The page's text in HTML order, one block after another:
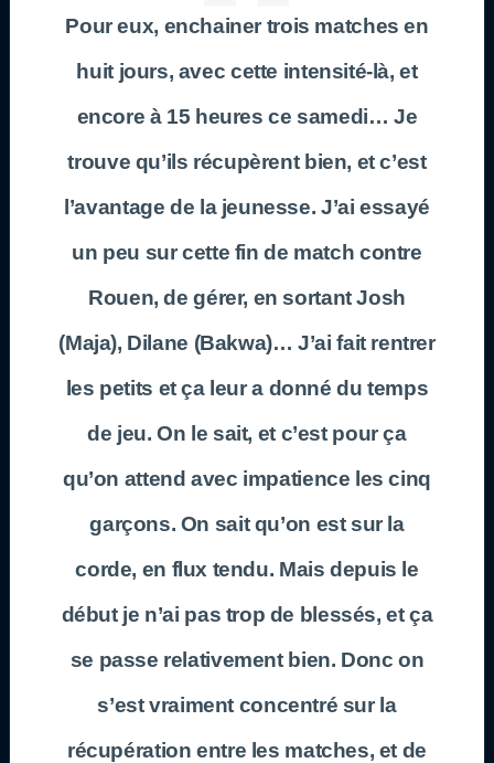
Pour eux, enchainer trois matches en
huit jours, avec cette intensité-là, et
encore à 15 heures ce samedi… Je
trouve qu’ils récupèrent bien, et c’est
l’avantage de la jeunesse. J’ai essayé
un peu sur cette fin de match contre
Rouen, de gérer, en sortant Josh
(Maja), Dilane (Bakwa)… J’ai fait rentrer
les petits et ça leur a donné du temps
de jeu. On le sait, et c’est pour ça
qu’on attend avec impatience les cinq
garçons. On sait qu’on est sur la
corde, en flux tendu. Mais depuis le
début je n’ai pas trop de blessés, et ça
se passe relativement bien. Donc on
s’est vraiment concentré sur la
récupération entre les matches, et de